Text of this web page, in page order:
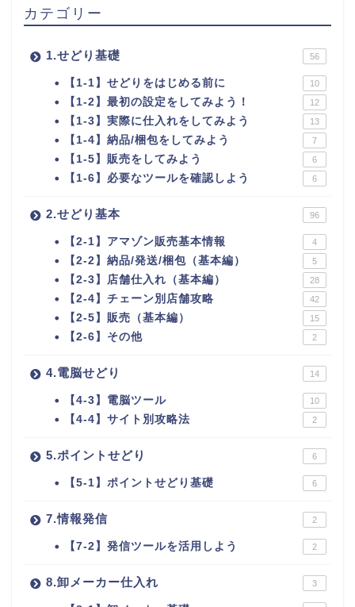
カテゴリー
1.せどり基礎 56
【1-1】せどりをはじめる前に 10
【1-2】最初の設定をしてみよう！ 12
【1-3】実際に仕入れをしてみよう 13
【1-4】納品/梱包をしてみよう 7
【1-5】販売をしてみよう 6
【1-6】必要なツールを確認しよう 6
2.せどり基本 96
【2-1】アマゾン販売基本情報 4
【2-2】納品/発送/梱包（基本編） 5
【2-3】店舗仕入れ（基本編） 28
【2-4】チェーン別店舗攻略 42
【2-5】販売（基本編） 15
【2-6】その他 2
4.電脳せどり 14
【4-3】電脳ツール 10
【4-4】サイト別攻略法 2
5.ポイントせどり 6
【5-1】ポイントせどり基礎 6
7.情報発信 2
【7-2】発信ツールを活用しよう 2
8.卸メーカー仕入れ 3